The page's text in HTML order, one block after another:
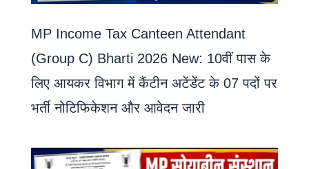
MP Income Tax Canteen Attendant
(Group C) Bharti 2026 New: 10वीं पास के
लिए आयकर विभाग में कैंटीन अटेंडेंट के 07 पदों पर
भर्ती नोटिफिकेशन और आवेदन जारी